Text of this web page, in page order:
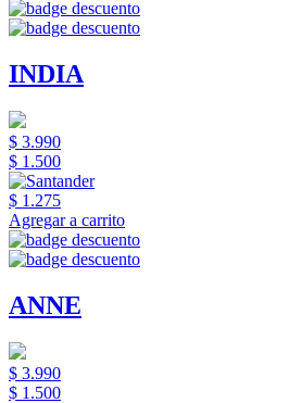
INDIA
$ 3.990
$ 1.500
$ 1.275
Agregar a carrito
ANNE
$ 3.990
$ 1.500